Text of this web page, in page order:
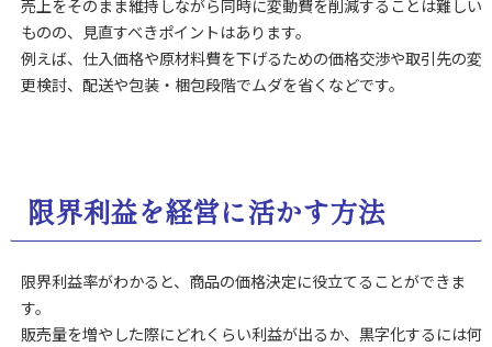
売上をそのまま維持しながら同時に変動費を削減することは難しい
ものの、見直すべきポイントはあります。
例えば、仕入価格や原材料費を下げるための価格交渉や取引先の変
更検討、配送や包装・梱包段階でムダを省くなどです。
限界利益を経営に活かす方法
限界利益率がわかると、商品の価格決定に役立てることができま
す。
販売量を増やした際にどれくらい利益が出るか、黒字化するには何